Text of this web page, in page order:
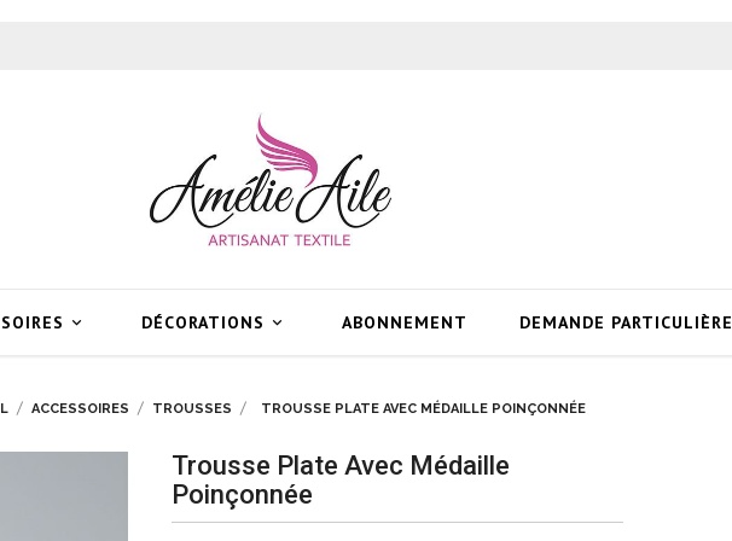
 
DÉCORATIONS ABONNEMENT DEMANDE PARTICULIÈRE
ACCESSOIRES TROUSSES TROUSSE PLATE AVEC MÉDAILLE POINÇONNÉE
Trousse Plate Avec Médaille
Poinçonnée